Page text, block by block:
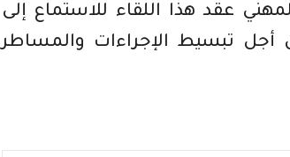
عقد هذا اللقاء للاستماع إلى
أجل تبسيط الإجراءات والمساطر